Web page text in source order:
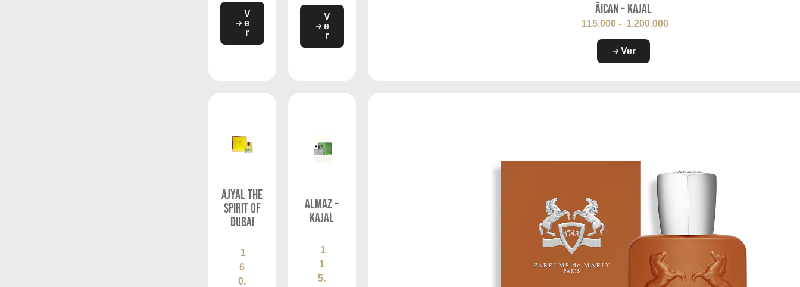
V
e
r
V
e
r
Äican – Kajal
115.000 - 1.200.000
Ver
Ajyal The
Spirit of
Dubai
1
6
0.
ALMAZ –
KAJAL
1
1
5.